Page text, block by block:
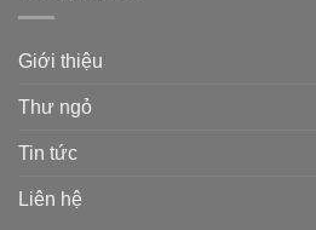
Giới thiệu
Thư ngỏ
Tin tức
Liên hệ